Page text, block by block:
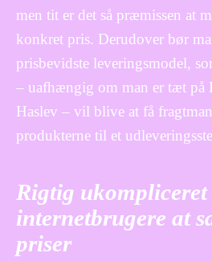
men tit er det så præmissen at
konkret pris. Derudover bør
prisbevidste leveringsmodel,
– uafhængig om man er tæt på
Haslev – vil blive at få
produkterne til et
Rigtig
internetbrugere at
priser